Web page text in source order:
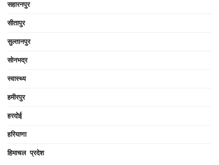
सहारनपुर
सीतापुर
सुल्तानपुर
सोनभद्र
स्वास्थ्य
हमीरपुर
हरदोई
हरियाणा
हिमाचल प्रदेश